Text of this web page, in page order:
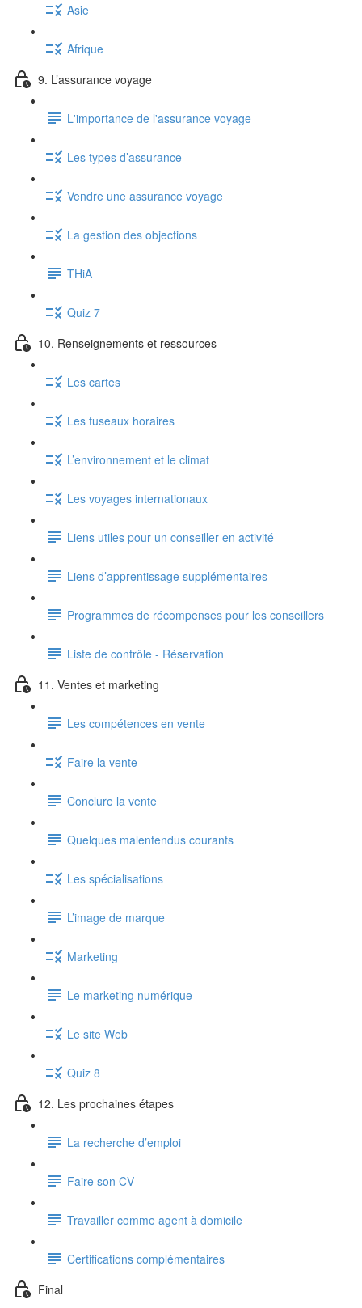
Asie
Afrique
9. L’assurance voyage
L'importance de l'assurance voyage
Les types d’assurance
Vendre une assurance voyage
La gestion des objections
THiA
Quiz 7
10. Renseignements et ressources
Les cartes
Les fuseaux horaires
L’environnement et le climat
Les voyages internationaux
Liens utiles pour un conseiller en activité
Liens d’apprentissage supplémentaires
Programmes de récompenses pour les conseillers
Liste de contrôle - Réservation
11. Ventes et marketing
Les compétences en vente
Faire la vente
Conclure la vente
Quelques malentendus courants
Les spécialisations
L’image de marque
Marketing
Le marketing numérique
Le site Web
Quiz 8
12. Les prochaines étapes
La recherche d’emploi
Faire son CV
Travailler comme agent à domicile
Certifications complémentaires
Final